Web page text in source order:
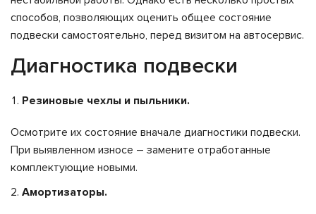
способов, позволяющих оценить общее состояние
подвески самостоятельно, перед визитом на автосервис.
Диагностика подвески
Резиновые чехлы и пыльники.
Осмотрите их состояние вначале диагностики подвески.
При выявленном износе – замените отработанные
комплектующие новыми.
Амортизаторы.